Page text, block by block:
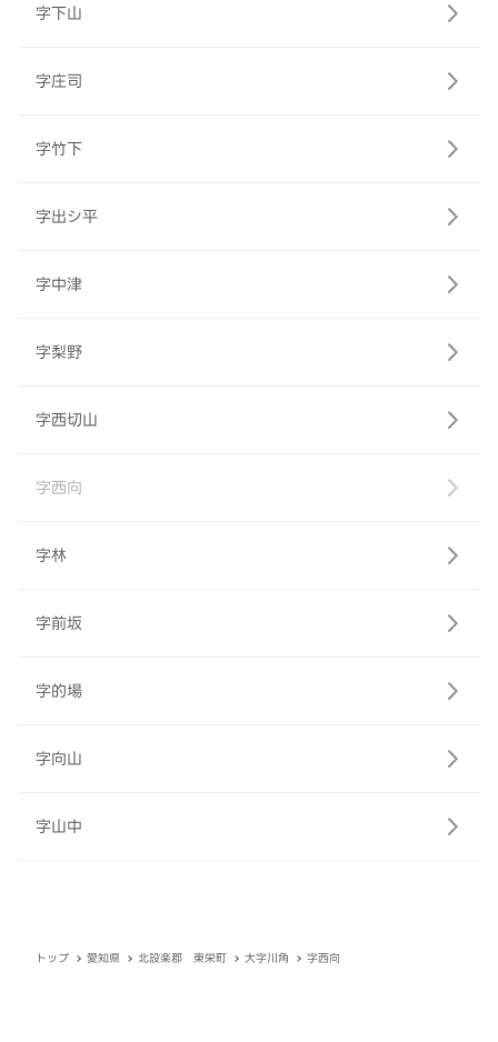
字下山
字庄司
字竹下
字出シ平
字中津
字梨野
字西切山
字西向
字林
字前坂
字的場
字向山
字山中
トップ 愛知県 北設楽郡 東栄町 大字川角 字西向